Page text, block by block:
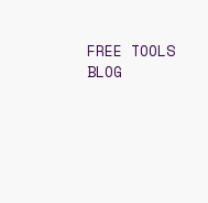
FREE TOOLS
BLOG